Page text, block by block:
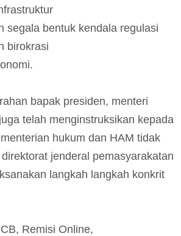
segala bentuk kendala regulasi
birokrasi
bapak presiden, menteri
telah menginstruksikan kepada
hukum dan HAM tidak
jenderal pemasyarakatan
langkah langkah konkrit
Remisi Online,